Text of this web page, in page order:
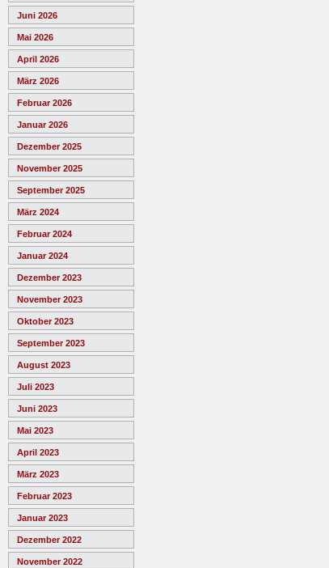
Juni 2026
Mai 2026
April 2026
März 2026
Februar 2026
Januar 2026
Dezember 2025
November 2025
September 2025
März 2024
Februar 2024
Januar 2024
Dezember 2023
November 2023
Oktober 2023
September 2023
August 2023
Juli 2023
Juni 2023
Mai 2023
April 2023
März 2023
Februar 2023
Januar 2023
Dezember 2022
November 2022